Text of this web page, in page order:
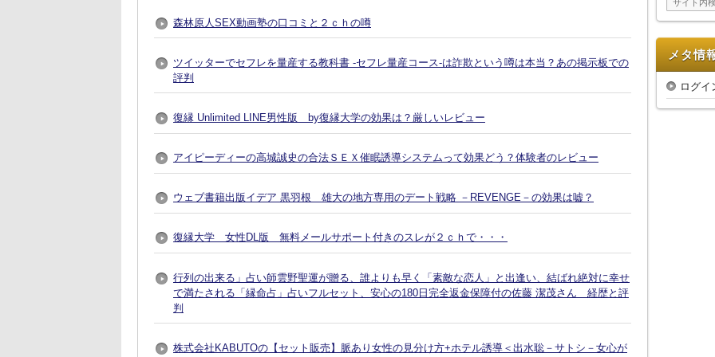
森林原人SEX動画塾の口コミと２ｃｈの噂
ツイッターでセフレを量産する教科書 -セフレ量産コース-は詐欺という噂は本当？あの掲示板での
評判
復縁 Unlimited LINE男性版 by復縁大学の効果は？厳しいレビュー
アイピーディーの高城誠史の合法ＳＥＸ催眠誘導システムって効果どう？体験者のレビュー
ウェブ書籍出版イデア 黒羽根 雄大の地方専用のデート戦略 －REVENGE－の効果は嘘？
復縁大学 女性DL版 無料メールサポート付きのスレが２ｃｈで・・・
行列の出来る」占い師雲野聖運が贈る、誰よりも早く「素敵な恋人」と出逢い、結ばれ絶対に幸せ
で満たされる「縁命占」占いフルセット、安心の180日完全返金保障付の佐藤 潔茂さん 経歴と評
判
株式会社KABUTOの【セット販売】脈あり女性の見分け方+ホテル誘導＜出水聡－サトシ－女心が
ブ
メタ情
ログイ